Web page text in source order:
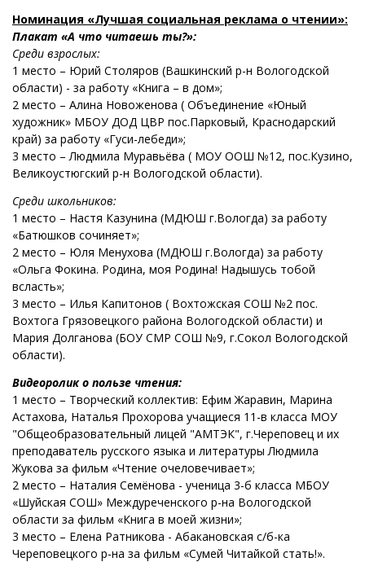
Номинация «Лучшая социальная реклама о чтении»:
Плакат «А что читаешь ты?»:
Среди взрослых:
1 место – Юрий Столяров (Вашкинский р-н Вологодской
области) - за работу «Книга – в дом»;
2 место – Алина Новоженова ( Объединение «Юный
художник» МБОУ ДОД ЦВР пос.Парковый, Краснодарский
край) за работу «Гуси-лебеди»;
3 место – Людмила Муравьёва ( МОУ ООШ №12, пос.Кузино,
Великоустюгский р-н Вологодской области).
Среди школьников:
1 место – Настя Казунина (МДЮШ г.Вологда) за работу
«Батюшков сочиняет»;
2 место – Юля Менухова (МДЮШ г.Вологда) за работу
«Ольга Фокина. Родина, моя Родина! Надышусь тобой
всласть»;
3 место – Илья Капитонов ( Вохтожская СОШ №2 пос.
Вохтога Грязовецкого района Вологодской области) и
Мария Долганова (БОУ СМР СОШ №9, г.Сокол Вологодской
области).
Видеоролик о пользе чтения:
1 место – Творческий коллектив: Ефим Жаравин, Марина
Астахова, Наталья Прохорова учащиеся 11-в класса МОУ
"Общеобразовательный лицей "АМТЭК", г.Череповец и их
преподаватель русского языка и литературы Людмила
Жукова за фильм «Чтение очеловечивает»;
2 место – Наталия Семёнова - ученица 3-б класса МБОУ
«Шуйская СОШ» Междуреченского р-на Вологодской
области за фильм «Книга в моей жизни»;
3 место – Елена Ратникова - Абакановская с/б-ка
Череповецкого р-на за фильм «Сумей Читайкой стать!».